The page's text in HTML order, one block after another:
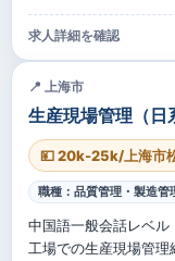
求人詳細を確認
📍 上海市
生産現場管理（
💴 20k-25k/上海市
職種：品質管理・製造管
中国語一般会話レベ
工場での生産現場管